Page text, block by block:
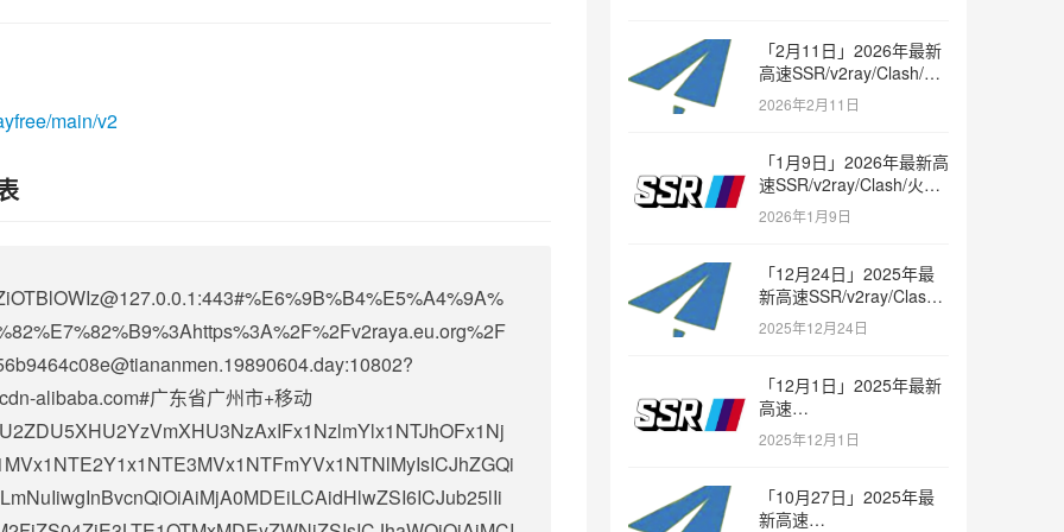
main/v2
:443#%E6%9B%B4%E5%A4%9A%
:10802?
alibaba.com#广东省广州市+移动
「2月11日」2026年最新
高速SSR/v2ray/Clash/火
箭节点免费分享
2026年2月11日
「1月9日」2026年最新高
速SSR/v2ray/Clash/火箭
节点免费分享
2026年1月9日
「12月24日」2025年最
新高速SSR/v2ray/Clash/
火箭节点免费分享
2025年12月24日
「12月1日」2025年最新
高速
SSR/v2ray/Clash/trojan
节点免费分享
2025年12月1日
「10月27日」2025年最
新高速